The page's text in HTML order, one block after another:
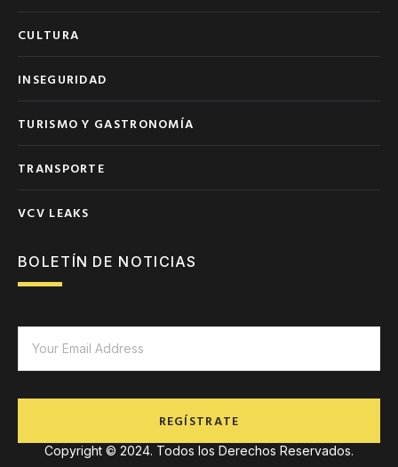
CULTURA
INSEGURIDAD
TURISMO Y GASTRONOMÍA
TRANSPORTE
VCV LEAKS
BOLETÍN DE NOTICIAS
REGÍSTRATE
Copyright © 2024. Todos los Derechos Reservados.